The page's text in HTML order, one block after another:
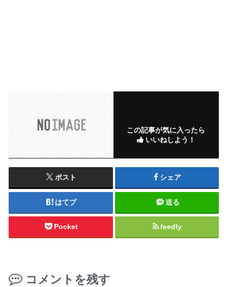
この記事が気に入ったら
いいねしよう！
ポスト シェア
はてブ 送る
Pocket feedly
コメントを残す